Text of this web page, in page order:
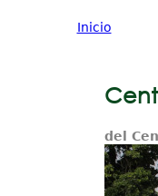
Principal
está
Inicio
del